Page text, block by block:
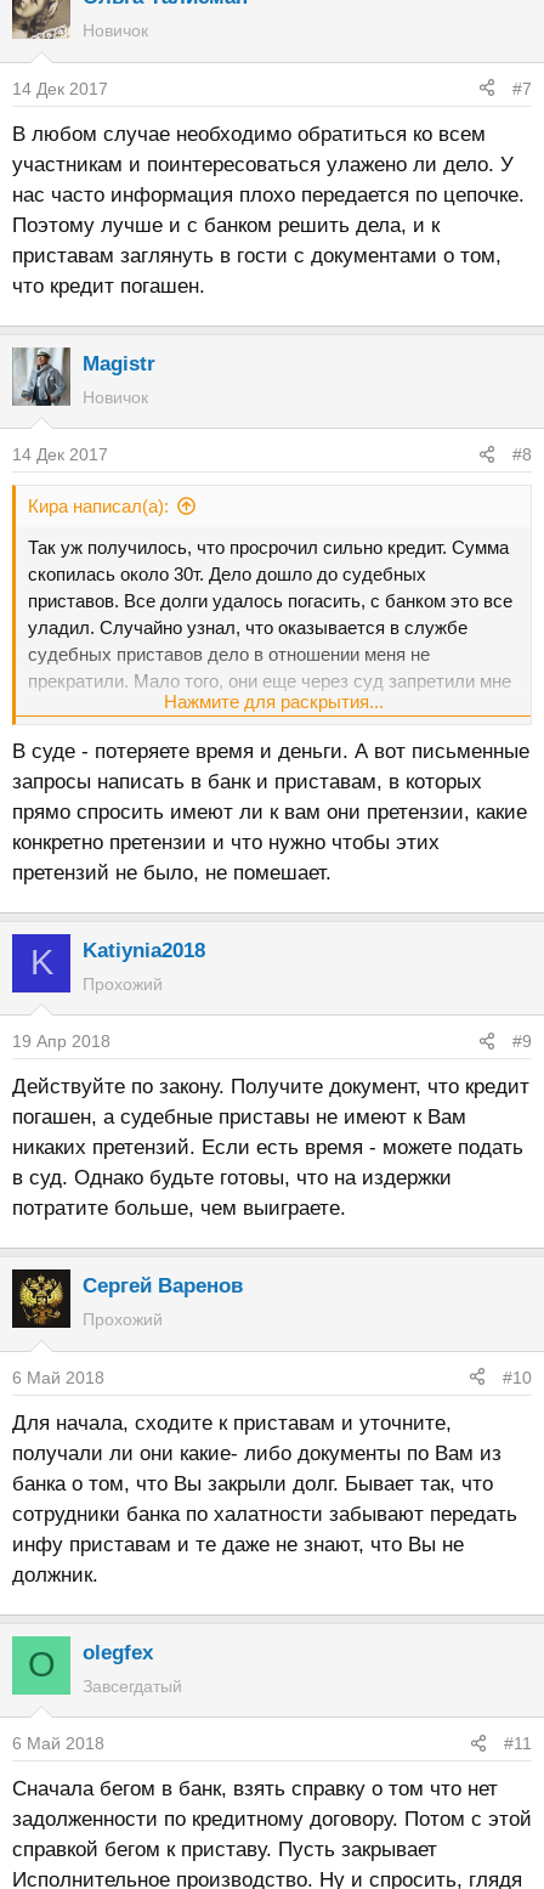
Новичок
14 Дек 2017 #7
В любом случае необходимо обратиться ко всем
участникам и поинтересоваться улажено ли дело. У
нас часто информация плохо передается по цепочке.
Поэтому лучше и с банком решить дела, и к
приставам заглянуть в гости с документами о том,
что кредит погашен.
Magistr
Новичок
14 Дек 2017 #8
Кира написал(а):
Так уж получилось, что просрочил сильно кредит. Сумма
скопилась около 30т. Дело дошло до судебных
приставов. Все долги удалось погасить, с банком это все
уладил. Случайно узнал, что оказывается в службе
судебных приставов дело в отношении меня не
прекратили. Мало того, они еще через суд запретили мне
выезд за границу, а мне на днях нужно выехать в
они не успевают. Как-то можно мне взыскать через суд с
них средства за билеты, за купленный туристический
тур? Ведь получается это их вина, долг-то уже давно
погашен.
Нажмите для раскрытия...
В суде - потеряете время и деньги. А вот письменные
запросы написать в банк и приставам, в которых
прямо спросить имеют ли к вам они претензии, какие
конкретно претензии и что нужно чтобы этих
претензий не было, не помешает.
K Katiynia2018
Прохожий
19 Апр 2018 #9
Действуйте по закону. Получите документ, что кредит
погашен, а судебные приставы не имеют к Вам
никаких претензий. Если есть время - можете подать
в суд. Однако будьте готовы, что на издержки
потратите больше, чем выиграете.
Сергей Варенов
Прохожий
6 Май 2018 #10
Для начала, сходите к приставам и уточните,
получали ли они какие- либо документы по Вам из
банка о том, что Вы закрыли долг. Бывает так, что
сотрудники банка по халатности забывают передать
инфу приставам и те даже не знают, что Вы не
должник.
O olegfex
Завсегдатый
6 Май 2018 #11
Сначала бегом в банк, взять справку о том что нет
задолженности по кредитному договору. Потом с этой
справкой бегом к приставу. Пусть закрывает
Исполнительное производство. Ну и спросить, глядя